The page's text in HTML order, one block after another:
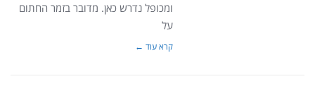
ומכופל נדרש כאן. מדובר בזמר החתום
על
קרא עוד ←